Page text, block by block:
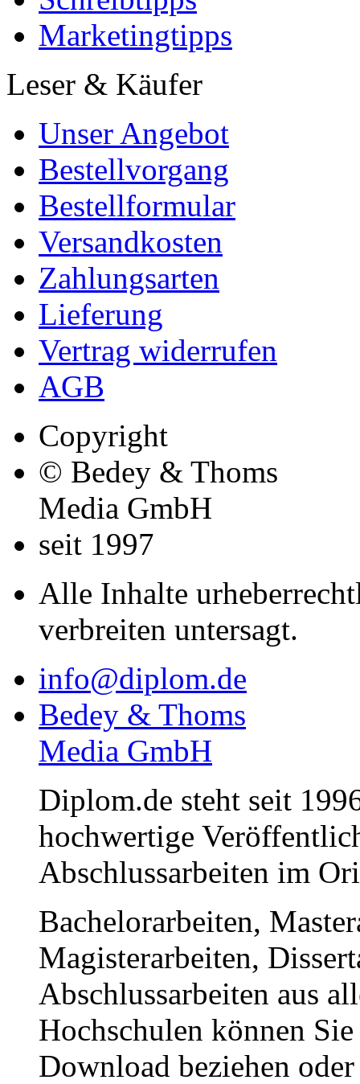
Marketingtipps
Leser & Käufer
Unser Angebot
Bestellvorgang
Bestellformular
Versandkosten
Zahlungsarten
Lieferung
Vertrag widerrufen
AGB
Copyright
© Bedey & Thoms
Media GmbH
seit 1997
Alle Inhalte
verbreiten untersagt.
info@diplom.de
Bedey & Thoms
Media GmbH
Diplom.de steht seit
hochwertige
Abschlussarbeiten im
Bachelorarbeiten,
Magisterarbeiten,
Abschlussarbeiten aus
Hochschulen können
Download beziehen